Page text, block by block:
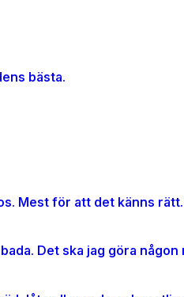
bästa.
Mest för att det känns
Det ska jag göra någon